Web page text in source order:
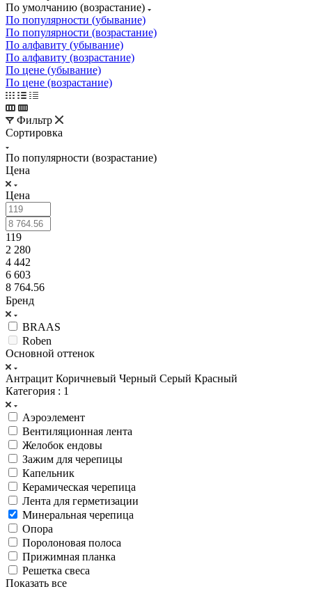
По умолчанию (возрастание)
По популярности (убывание)
По популярности (возрастание)
По алфавиту (убывание)
По алфавиту (возрастание)
По цене (убывание)
По цене (возрастание)
Фильтр
Сортировка
По популярности (возрастание)
Цена
Цена
119
2 280
4 442
6 603
8 764.56
Бренд
BRAAS
Roben
Основной оттенок
Антрацит Коричневый Черный Серый Красный
Категория : 1
Аэроэлемент
Вентиляционная лента
Желобок ендовы
Зажим для черепицы
Капельник
Керамическая черепица
Лента для герметизации
Минеральная черепица
Опора
Поролоновая полоса
Прижимная планка
Решетка свеса
Показать все